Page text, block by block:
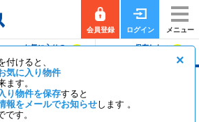
会員登録 ログイン メニュー
お気に入りの
保存した
×
付けると、
気に入り物件
ます。
り物件を保存すると
報をメールでお知らせします 。
す。
戸建て
公開 1 件